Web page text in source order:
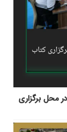
محل برگزاری